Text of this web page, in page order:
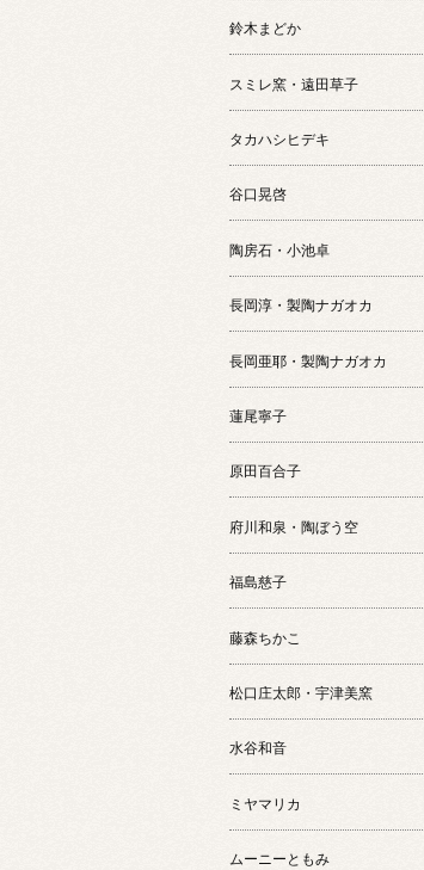
鈴木まどか
スミレ窯・遠田草子
タカハシヒデキ
谷口晃啓
陶房石・小池卓
長岡淳・製陶ナガオカ
長岡亜耶・製陶ナガオカ
蓮尾寧子
原田百合子
府川和泉・陶ぼう空
福島慈子
藤森ちかこ
松口庄太郎・宇津美窯
水谷和音
ミヤマリカ
ムーニーともみ